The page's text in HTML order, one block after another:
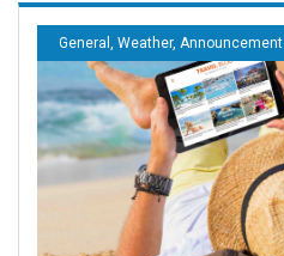
General, Weather, Announcement